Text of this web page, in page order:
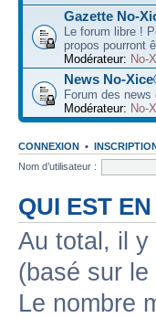
Gazette No-
Le forum libre !
propos pourront
Modérateur: No-
News No-
Forum des
Modérateur: No-
CONNEXION •
Nom d’utilisateur :
QUI EST
Au total, il y
(basé sur le
Le nombre